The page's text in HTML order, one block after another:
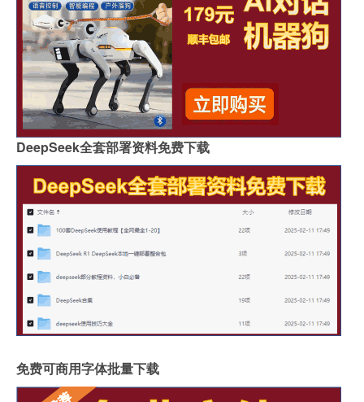
DeepSeek全套部署资料免费下载
免费可商用字体批量下载